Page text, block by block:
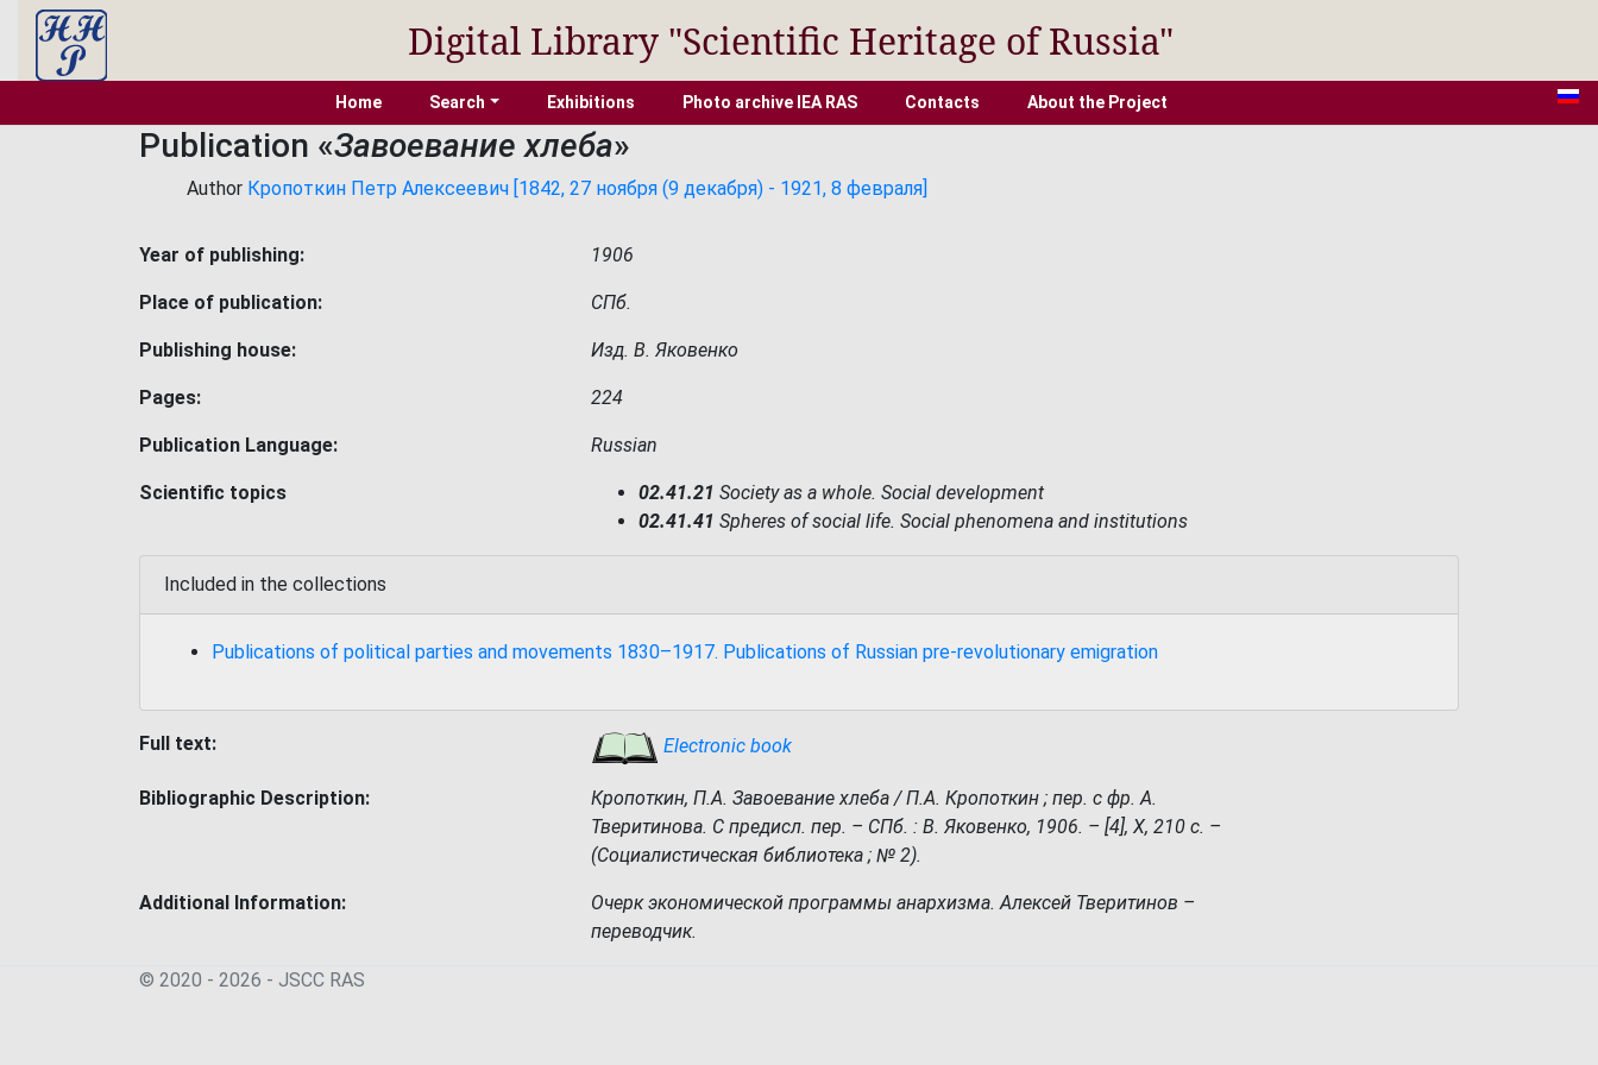
Digital Library "Scientific Heritage of Russia"
Home Search Exhibitions Photo archive IEA RAS Contacts About the Project
Publication «Завоевание хлеба»
Author Кропоткин Петр Алексеевич [1842, 27 ноября (9 декабря) - 1921, 8 февраля]
Year of publishing: 1906
Place of publication: СПб.
Publishing house: Изд. В. Яковенко
Pages: 224
Publication Language: Russian
Scientific topics 02.41.21 Society as a whole. Social development
02.41.41 Spheres of social life. Social phenomena and institutions
Included in the collections
Publications of political parties and movements 1830–1917. Publications of Russian pre-revolutionary emigration
Full text: Electronic book
Bibliographic Description:
Кропоткин, П.А. Завоевание хлеба / П.А. Кропоткин ; пер. с фр. А.
Тверитинова. С предисл. пер. – СПб. : В. Яковенко, 1906. – [4], X, 210 с. –
(Социалистическая библиотека ; № 2).
Additional Information:
Очерк экономической программы анархизма. Алексей Тверитинов –
переводчик.
© 2020 - 2026 - JSСC RAS